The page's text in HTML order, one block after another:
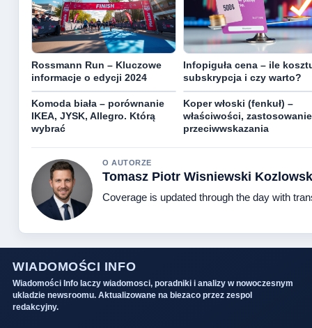
Rossmann Run – Kluczowe
informacje o edycji 2024
Infopiguła cena – ile
subskrypcja i czy warto?
Komoda biała – porównanie
IKEA, JYSK, Allegro. Którą
wybrać
Koper włoski (fenkuł) –
właściwości,
przeciwwskazania
O AUTORZE
Tomasz Piotr Wisniewski
Coverage is updated through the day with
WIADOMOŚCI INFO
Wiadomości Info laczy wiadomosci, poradniki i analizy w nowoczesnym
ukladzie newsroomu. Aktualizowane na biezaco przez zespol
redakcyjny.